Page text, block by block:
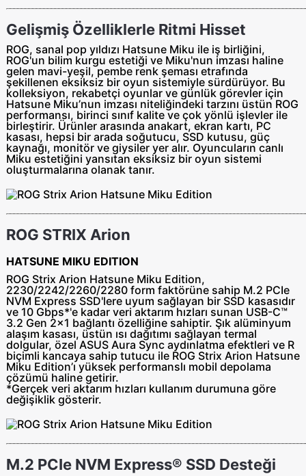
Gelişmiş Özelliklerle Ritmi Hisset
ROG, sanal pop yıldızı Hatsune Miku ile iş birliğini,
ROG'un bilim kurgu estetiği ve Miku'nun imzası haline
gelen mavi-yeşil, pembe renk şeması etrafında
şekillenen eksiksiz bir oyun sistemiyle sürdürüyor. Bu
kolleksiyon, rekabetçi oyunlar ve günlük görevler için
Hatsune Miku’nun imzası niteliğindeki tarzını üstün ROG
performansı, birinci sınıf kalite ve çok yönlü işlevler ile
birleştirir. Ürünler arasında anakart, ekran kartı, PC
kasası, hepsi bir arada soğutucu, SSD kutusu, güç
kaynağı, monitör ve giysiler yer alır. Oyuncuların canlı
Miku estetiğini yansıtan eksiksiz bir oyun sistemi
oluşturmalarına olanak tanır.
ROG STRIX Arion
HATSUNE MIKU EDITION
ROG Strix Arion Hatsune Miku Edition,
2230/2242/2260/2280 form faktörüne sahip M.2 PCIe
NVM Express SSD'lere uyum sağlayan bir SSD kasasıdır
ve 10 Gbps*'e kadar veri aktarım hızları sunan USB-C™
3.2 Gen 2x1 bağlantı özelliğine sahiptir. Şık alüminyum
alaşım kasası, üstün ısı dağıtımı sağlayan termal
dolgular, özel ASUS Aura Sync aydınlatma efektleri ve R
biçimli kancaya sahip tutucu ile ROG Strix Arion Hatsune
Miku Edition’ı yüksek performanslı mobil depolama
çözümü haline getirir.
*Gerçek veri aktarım hızları kullanım durumuna göre
değişiklik gösterir.
M.2 PCIe NVM Express® SSD Desteği